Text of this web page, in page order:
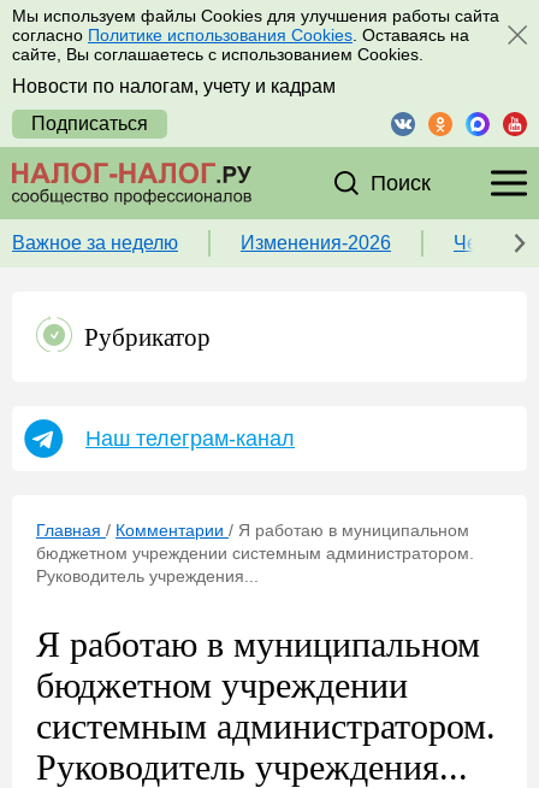
Мы используем файлы Cookies для улучшения работы сайта
согласно Политике использования Cookies . Оставаясь на
сайте, Вы соглашаетесь с использованием Cookies.
Новости по налогам, учету и кадрам
Подписаться
Поиск
Важное за неделю Изменения-2026 Чек-
Рубрикатор
Наш телеграм-канал
Главная / Комментарии / Я работаю в муниципальном
бюджетном учреждении системным администратором.
Руководитель учреждения...
Я работаю в муниципальном
бюджетном учреждении
системным администратором.
Руководитель учреждения...